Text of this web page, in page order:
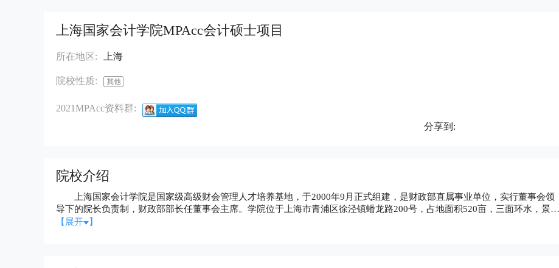
上海国家会计学院MPAcc会计硕士项目
所在地区: 上海
院校性质:
2021MPAcc资料群:
分享到:
院校介绍
上海国家会计学院是国家级高级财会管理人才培养基地，于2000年9月正式组建，是财政部直属事业单位，实行董事会领
导下的院长负责制，财政部部长任董事会主席。学院位于上海市青浦区徐泾镇蟠龙路200号，占地面积520亩，三面环水，景色
怡人，拥有国际一流的教学设施和住宿生活条件。学院自建成以来，秉承“不做假账”的校训，以“高层次、国际化、数字化”为
【展开 】